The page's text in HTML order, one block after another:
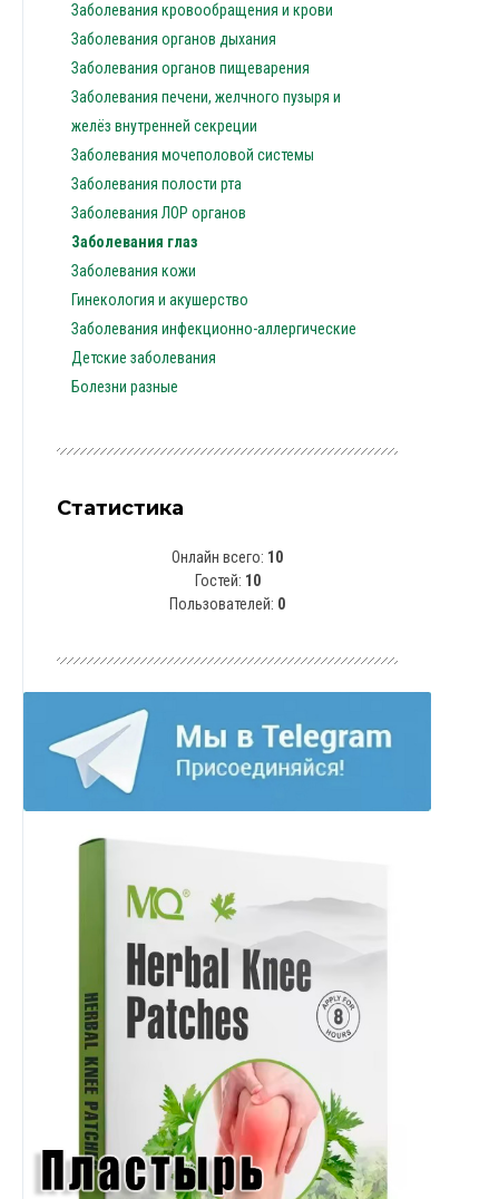
Заболевания кровообращения и крови
Заболевания органов дыхания
Заболевания органов пищеварения
Заболевания печени, желчного пузыря и
желёз внутренней секреции
Заболевания мочеполовой системы
Заболевания полости рта
Заболевания ЛОР органов
Заболевания глаз
Заболевания кожи
Гинекология и акушерство
Заболевания инфекционно-аллергические
Детские заболевания
Болезни разные
Статистика
Онлайн всего: 10
Гостей: 10
Пользователей: 0